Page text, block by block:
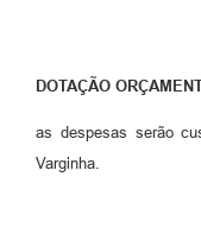
DOTAÇÃO
as despesas serão
Varginha.